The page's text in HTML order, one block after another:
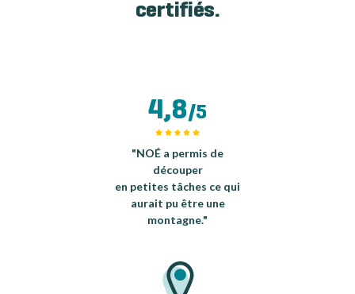
certifiés.
4,8/5
"NOÉ a permis de
découper
en petites tâches ce qui
aurait pu être une
montagne."